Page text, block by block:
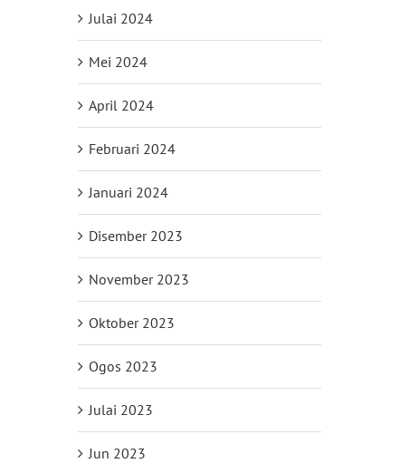
Julai 2024
Mei 2024
April 2024
Februari 2024
Januari 2024
Disember 2023
November 2023
Oktober 2023
Ogos 2023
Julai 2023
Jun 2023